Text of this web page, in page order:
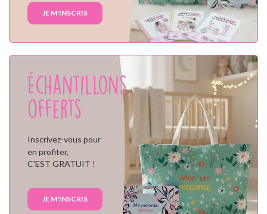
JE M'INSCRIS
Échantillons
offerts
Inscrivez-vous pour
en profiter,
C'EST GRATUIT !
JE M'INSCRIS